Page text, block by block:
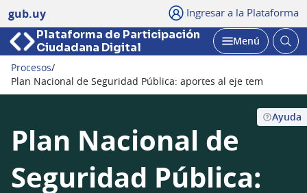
gub.uy Ingresar a la Plataforma
Plataforma de Participación
Ciudadana Digital
Abrir
Menú
Procesos/
Plan Nacional de Seguridad Pública: aportes al eje temático
Ayuda
Plan Nacional de
Seguridad Pública: